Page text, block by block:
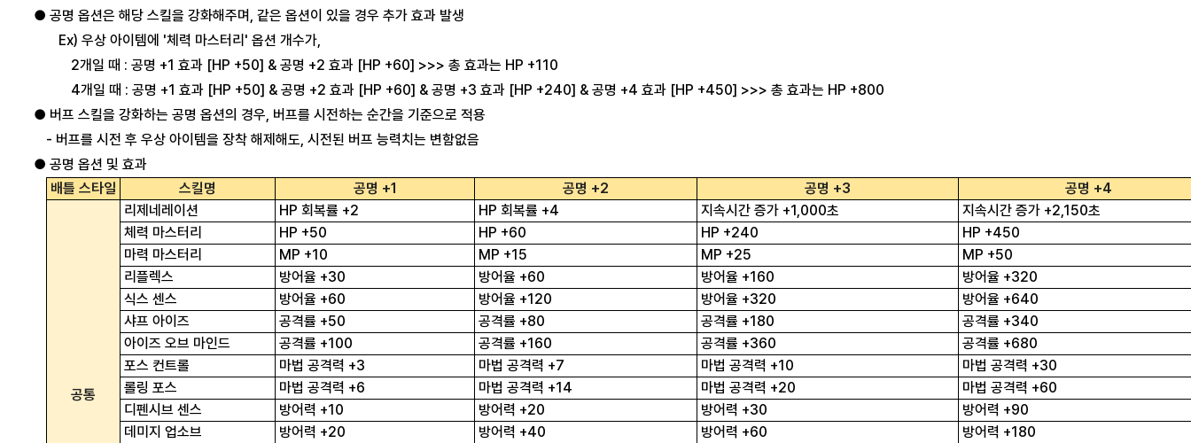
● 공명 옵션은 해당 스킬을 강화해주며, 같은 옵션이 있을 경우 추가 효과 발생
Ex) 우상 아이템에 '체력 마스터리' 옵션 개수가,
2개일 때 : 공명 +1 효과 [HP +50] & 공명 +2 효과 [HP +60] >>> 총 효과는 HP +110
4개일 때 : 공명 +1 효과 [HP +50] & 공명 +2 효과 [HP +60] & 공명 +3 효과 [HP +240] & 공명 +4 효과 [HP +450] >>> 총 효과는 HP +800
● 버프 스킬을 강화하는 공명 옵션의 경우, 버프를 시전하는 순간을 기준으로 적용
- 버프를 시전 후 우상 아이템을 장착 해제해도, 시전된 버프 능력치는 변함없음
● 공명 옵션 및 효과
배틀 스타일
스킬명 공명 +1 공명 +2 공명 +3 공명 +4
공통
리제네레이션 HP 회복률 +2 HP 회복률 +4 지속시간 증가 +1,000초
지속시간 증가 +2,150초
체력 마스터리
HP +50 HP +60 HP +240
HP +450
마력 마스터리
MP +10 MP +15 MP +25
MP +50
리플렉스
방어율 +30 방어율 +60 방어율 +160
방어율 +320
식스 센스
방어율 +60 방어율 +120 방어율 +320
방어율 +640
샤프 아이즈
공격률 +50 공격률 +80 공격률 +180
공격률 +340
아이즈 오브 마인드
공격률 +100 공격률 +160 공격률 +360
공격률 +680
포스 컨트롤
마법 공격력 +3 마법 공격력 +7 마법 공격력 +10
마법 공격력 +30
롤링 포스
마법 공격력 +6 마법 공격력 +14 마법 공격력 +20
마법 공격력 +60
디펜시브 센스
방어력 +10 방어력 +20 방어력 +30
방어력 +90
데미지 업소브
방어력 +20 방어력 +40 방어력 +60 방어력 +180